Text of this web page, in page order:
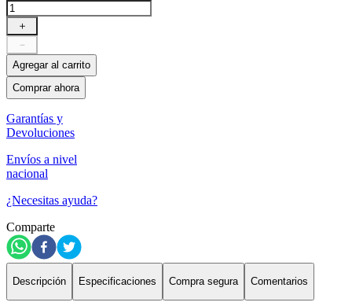
＋
－
Agregar al carrito
Comprar ahora
Garantías y
Devoluciones
Envíos a nivel
nacional
¿Necesitas ayuda?
Comparte
Descripción Especificaciones Compra segura Comentarios